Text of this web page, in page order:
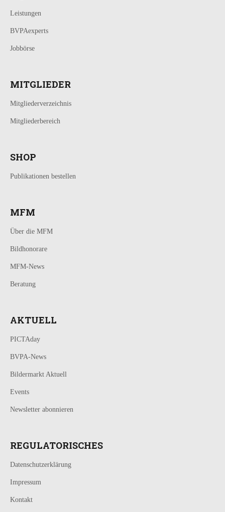
Leistungen
BVPAexperts
Jobbörse
MITGLIEDER
Mitgliederverzeichnis
Mitgliederbereich
SHOP
Publikationen bestellen
MFM
Über die MFM
Bildhonorare
MFM-News
Beratung
AKTUELL
PICTAday
BVPA-News
Bildermarkt Aktuell
Events
Newsletter abonnieren
REGULATORISCHES
Datenschutzerklärung
Impressum
Kontakt